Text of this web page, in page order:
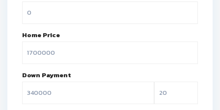
Home Price
Down Payment